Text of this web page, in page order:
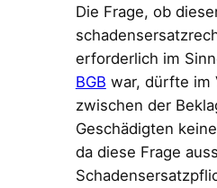
Die Frage, ob
erforderlich im
BGB war, dürfte im
zwischen der
Geschädigten
da diese Frage